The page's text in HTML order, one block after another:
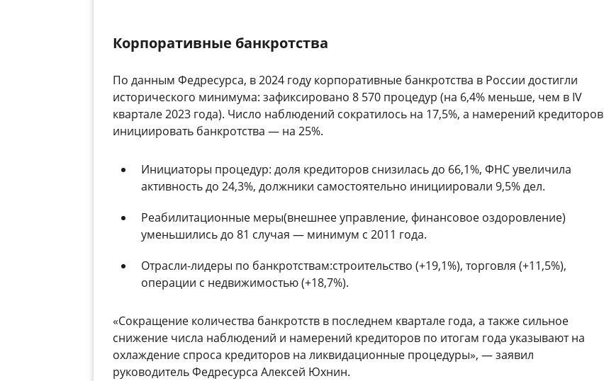
Корпоративные банкротства
По данным Федресурса, в 2024 году корпоративные банкротства в России достигли
исторического минимума: зафиксировано 8 570 процедур (на 6,4% меньше, чем в IV
квартале 2023 года). Число наблюдений сократилось на 17,5%, а намерений кредиторов
инициировать банкротства — на 25%.
Инициаторы процедур: доля кредиторов снизилась до 66,1%, ФНС увеличила
активность до 24,3%, должники самостоятельно инициировали 9,5% дел.
Реабилитационные меры(внешнее управление, финансовое оздоровление)
уменьшились до 81 случая — минимум с 2011 года.
Отрасли-лидеры по банкротствам:строительство (+19,1%), торговля (+11,5%),
операции с недвижимостью (+18,7%).
«Сокращение количества банкротств в последнем квартале года, а также сильное
снижение числа наблюдений и намерений кредиторов по итогам года указывают на
охлаждение спроса кредиторов на ликвидационные процедуры», —заявил
руководитель Федресурса Алексей Юхнин.